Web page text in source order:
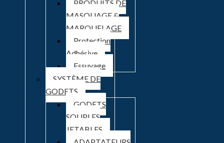
PRODUITS DE
MASQUAGE &
MAROUFLAGE
Protection
Adhésive
Essuyage
SYSTÈME DE
GODETS
GODETS
SOUPLES
JETABLES